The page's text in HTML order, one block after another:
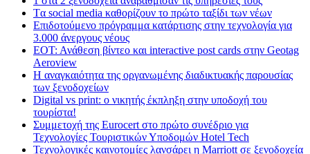
Tα social media καθορίζουν το πρώτο ταξίδι των νέων
Επιδοτούμενο πρόγραμμα κατάρτισης στην τεχνολογία για
3.000 άνεργους νέους
ΕΟΤ: Ανάθεση βίντεο και interactive post cards στην Geotag
Aeroview
Η αναγκαιότητα της οργανωμένης διαδικτυακής παρουσίας
των ξενοδοχείων
Digital vs print: ο νικητής έκπληξη στην υποδοχή του
τουρίστα!
Συμμετοχή της Eurocert στο πρώτο συνέδριο για
Τεχνολογίες Τουριστικών Υποδομών Hotel Tech
Τεχνολογικές καινοτομίες λανσάρει η Marriott σε ξενοδοχεία